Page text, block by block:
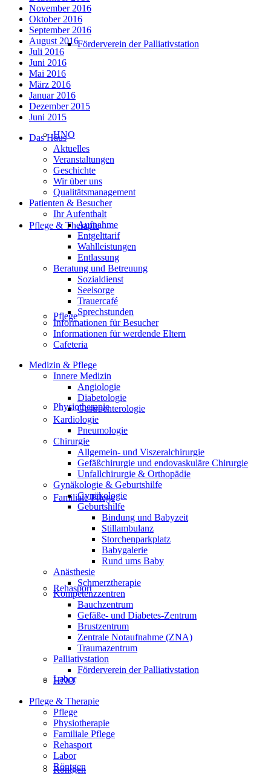
Förderverein der Palliativstation
HNO
Pflege & Therapie
Pflege
Physiotherapie
Familiale Pflege
Rehasport
Labor
Röntgen
November 2016
Oktober 2016
September 2016
August 2016
Juli 2016
Juni 2016
Mai 2016
März 2016
Januar 2016
Dezember 2015
Juni 2015
Das Haus
Aktuelles
Veranstaltungen
Geschichte
Wir über uns
Qualitätsmanagement
Patienten & Besucher
Ihr Aufenthalt
Aufnahme
Entgelttarif
Wahlleistungen
Entlassung
Beratung und Betreuung
Sozialdienst
Seelsorge
Trauercafé
Sprechstunden
Informationen für Besucher
Informationen für werdende Eltern
Cafeteria
Medizin & Pflege
Innere Medizin
Angiologie
Diabetologie
Gastroenterologie
Kardiologie
Pneumologie
Chirurgie
Allgemein- und Viszeralchirurgie
Gefäßchirurgie und endovaskuläre Chirurgie
Unfallchirurgie & Orthopädie
Gynäkologie & Geburtshilfe
Gynäkologie
Geburtshilfe
Bindung und Babyzeit
Stillambulanz
Storchenparkplatz
Babygalerie
Rund ums Baby
Anästhesie
Schmerztherapie
Kompetenzzentren
Bauchzentrum
Gefäße- und Diabetes-Zentrum
Brustzentrum
Zentrale Notaufnahme (ZNA)
Traumazentrum
Palliativstation
Förderverein der Palliativstation
HNO
Pflege & Therapie
Pflege
Physiotherapie
Familiale Pflege
Rehasport
Labor
Röntgen